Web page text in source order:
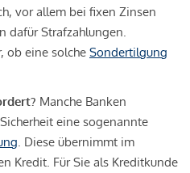
vor allem bei fixen Zinsen
dafür Strafzahlungen.
ob eine solche Sondertilgung
Manche Banken
eine sogenannte
. Diese übernimmt im
Kredit. Für Sie als Kreditkunde